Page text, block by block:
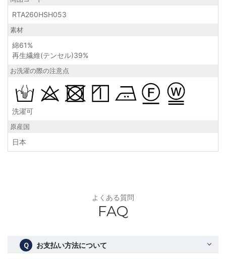
RTA260HSH053
素材
綿61%
再生繊維(テンセル)39%
お洗濯の際の注意点
洗濯可
原産国
日本
よくある質問
FAQ
Ｑ お支払い方法について